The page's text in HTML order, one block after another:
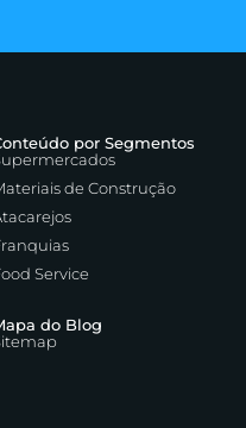
por Segmentos
de Construção
Service
do Blog